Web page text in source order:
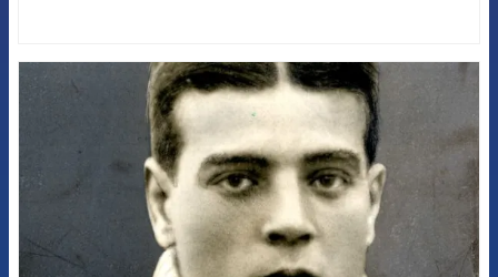
FCB Barcelona badge